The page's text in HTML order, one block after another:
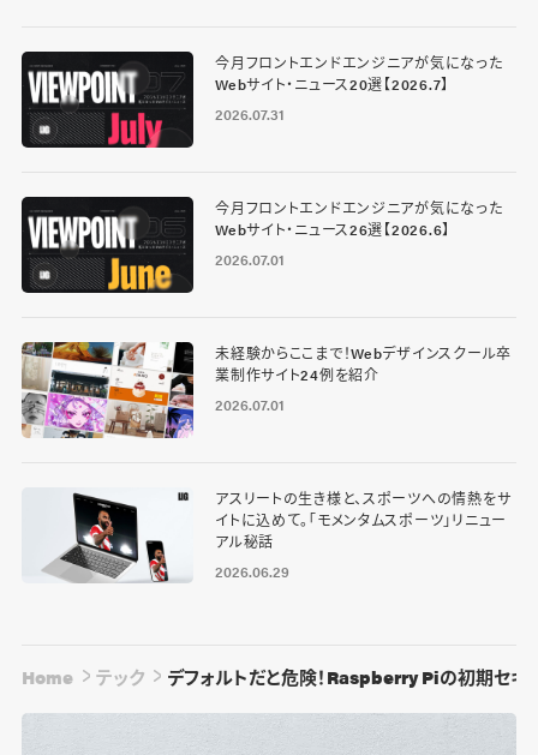
今月フロントエンドエンジニアが気になった
Webサイト・ニュース20選【2026.7】
2026.07.31
今月フロントエンドエンジニアが気になった
Webサイト・ニュース26選【2026.6】
2026.07.01
未経験からここまで！Webデザインスクール卒
業制作サイト24例を紹介
2026.07.01
アスリートの生き様と、スポーツへの情熱をサ
イトに込めて。「モメンタムスポーツ」リニュー
アル秘話
2026.06.29
Home テック デフォルトだと危険！Raspberry Piの初期セキ